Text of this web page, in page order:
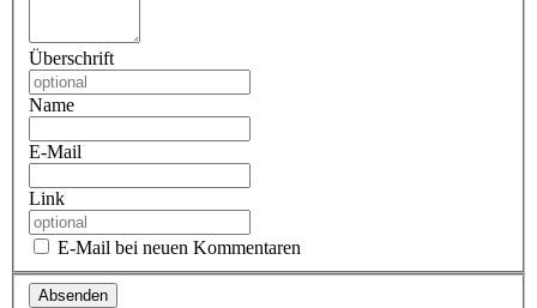
Überschrift
Name
E-Mail
Link
E-Mail bei neuen Kommentaren